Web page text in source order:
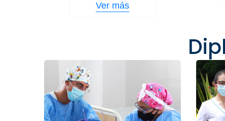
Ver más